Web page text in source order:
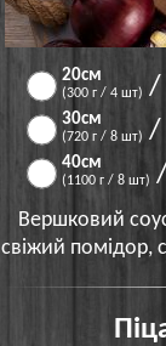
20см
(300 г / 4 шт) /
30см
(720 г / 8 шт) /
40см
(1100 г / 8 шт)
Вершковий
свіжий помідор,